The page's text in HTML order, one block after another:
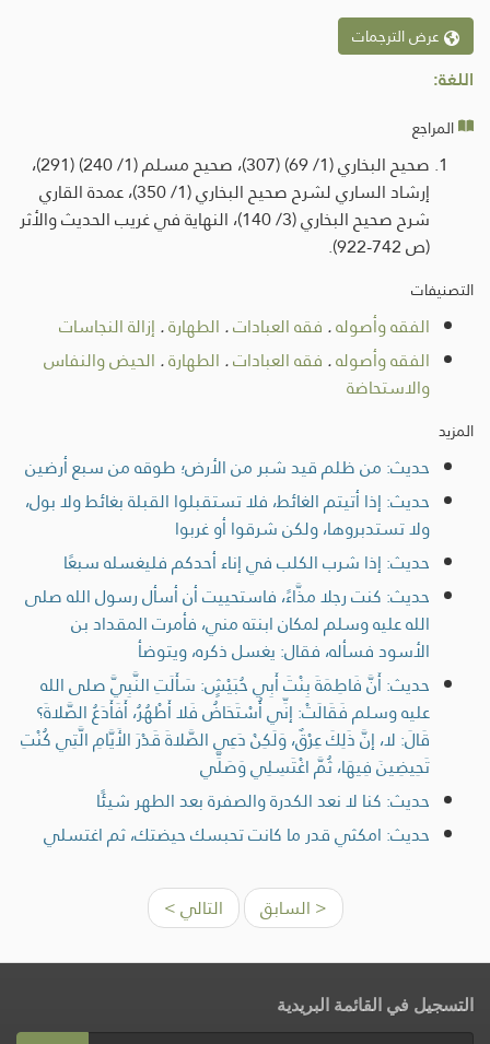
عرض الترجمات
اللغة:
المراجع
صحيح البخاري (1/ 69) (307)، صحيح مسلم (1/ 240) (291)،
إرشاد الساري لشرح صحيح البخاري (1/ 350)، عمدة القاري
شرح صحيح البخاري (3/ 140)، النهاية في غريب الحديث والأثر
(ص 742-922).
التصنيفات
الفقه وأصوله. فقه العبادات. الطهارة. إزالة النجاسات
الفقه وأصوله. فقه العبادات. الطهارة. الحيض والنفاس
والاستحاضة
المزيد
حديث: من ظلم قيد شبر من الأرض؛ طوقه من سبع أرضين
حديث: إذا أتيتم الغائط، فلا تستقبلوا القبلة بغائط ولا بول،
ولا تستدبروها، ولكن شرقوا أو غربوا
حديث: إذا شرب الكلب في إناء أحدكم فليغسله سبعًا
حديث: كنت رجلا مذَّاءً، فاستحييت أن أسأل رسول الله صلى
الله عليه وسلم لمكان ابنته مني، فأمرت المقداد بن
الأسود فسأله، فقال: يغسل ذكره، ويتوضأ
حديث: أَنَّ فَاطِمَةَ بِنْتَ أَبِي حُبَيْشٍ: سَأَلَتِ النَّبِيَّ صلى الله
عليه وسلم فَقَالَتْ: إنِّي أُسْتَحَاضُ فَلا أَطْهُرُ، أَفَأَدَعُ الصَّلاةَ؟
قَالَ: لا، إنَّ ذَلِكَ عِرْقٌ، وَلَكِنْ دَعِي الصَّلاةَ قَدْرَ الأَيَّامِ الَّتِي كُنْتِ
تَحِيضِينَ فِيهَا، ثُمَّ اغْتَسِلِي وَصَلِّي
حديث: كنا لا نعد الكدرة والصفرة بعد الطهر شيئًا
حديث: امكثي قدر ما كانت تحبسك حيضتك، ثم اغتسلي
< السابق التالي >
التسجيل في القائمة البريدية